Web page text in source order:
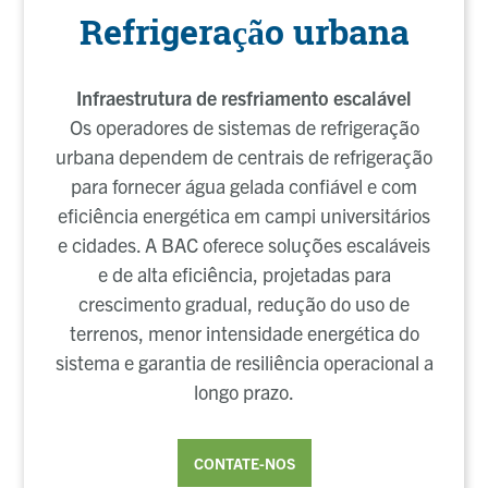
Refrigeração urbana
Infraestrutura de resfriamento escalável
Os operadores de sistemas de refrigeração
urbana dependem de centrais de refrigeração
para fornecer água gelada confiável e com
eficiência energética em campi universitários
e cidades. A BAC oferece soluções escaláveis
e de alta eficiência, projetadas para
crescimento gradual, redução do uso de
terrenos, menor intensidade energética do
sistema e garantia de resiliência operacional a
longo prazo.
CONTATE-NOS